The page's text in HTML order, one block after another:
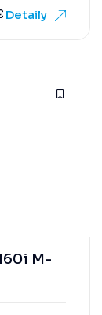
Detaily
M-